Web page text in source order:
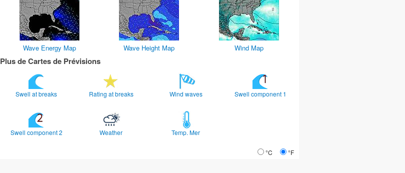
Wave Energy Map Wave Height Map Wind Map
Plus de Cartes de Prévisions
Swell at breaks Rating at breaks Wind waves Swell component 1
Swell component 2 Weather Temp. Mer
°C °F